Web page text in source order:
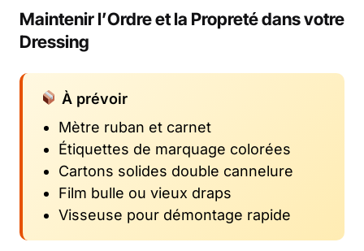
Maintenir l’Ordre et la Propreté dans votre
Dressing
À prévoir
Mètre ruban et carnet
Étiquettes de marquage colorées
Cartons solides double cannelure
Film bulle ou vieux draps
Visseuse pour démontage rapide